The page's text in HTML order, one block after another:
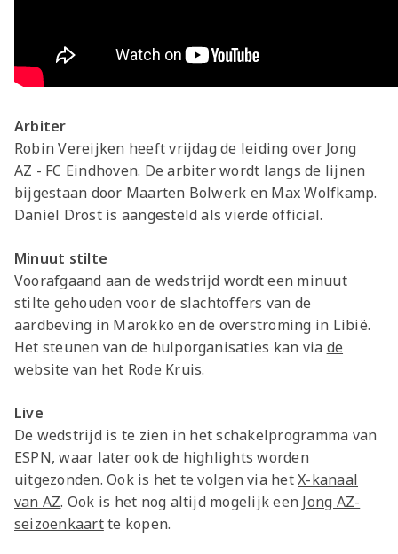
Arbiter
Robin Vereijken heeft vrijdag de leiding over Jong
AZ - FC Eindhoven. De arbiter wordt langs de lijnen
bijgestaan door Maarten Bolwerk en Max Wolfkamp.
Daniël Drost is aangesteld als vierde official.
Minuut stilte
Voorafgaand aan de wedstrijd wordt een minuut
stilte gehouden voor de slachtoffers van de
aardbeving in Marokko en de overstroming in Libië.
Het steunen van de hulporganisaties kan via de
website van het Rode Kruis.
Live
De wedstrijd is te zien in het schakelprogramma van
ESPN, waar later ook de highlights worden
uitgezonden. Ook is het te volgen via hetX-kanaal
van AZ. Ook is het nog altijd mogelijk een Jong AZ-
seizoenkaartte kopen.